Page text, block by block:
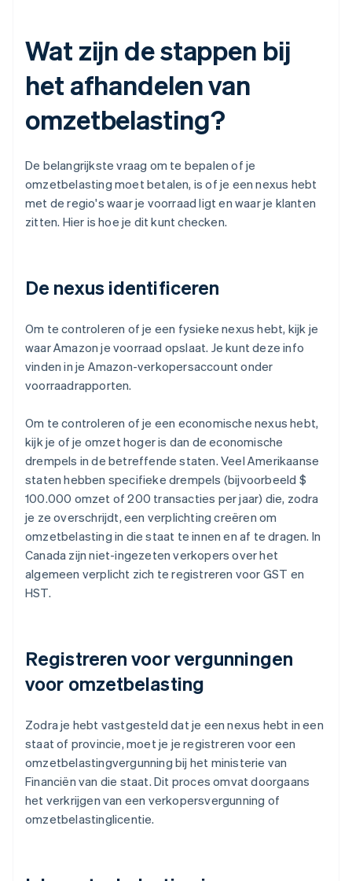
Wat zijn de stappen bij
het afhandelen van
omzetbelasting?
De belangrijkste vraag om te bepalen of je
omzetbelasting moet betalen, is of je een nexus hebt
met de regio's waar je voorraad ligt en waar je klanten
zitten. Hier is hoe je dit kunt checken.
De nexus identificeren
Om te controleren of je een fysieke nexus hebt, kijk je
waar Amazon je voorraad opslaat. Je kunt deze info
vinden in je Amazon-verkopersaccount onder
voorraadrapporten.
Om te controleren of je een economische nexus hebt,
kijk je of je omzet hoger is dan de economische
drempels in de betreffende staten. Veel Amerikaanse
staten hebben specifieke drempels (bijvoorbeeld $
100.000 omzet of 200 transacties per jaar) die, zodra
je ze overschrijdt, een verplichting creëren om
omzetbelasting in die staat te innen en af te dragen. In
Canada zijn niet-ingezeten verkopers over het
algemeen verplicht zich te registreren voor GST en
HST.
Registreren voor vergunningen
voor omzetbelasting
Zodra je hebt vastgesteld dat je een nexus hebt in een
staat of provincie, moet je je registreren voor een
omzetbelastingvergunning bij het ministerie van
Financiën van die staat. Dit proces omvat doorgaans
het verkrijgen van een verkopersvergunning of
omzetbelastinglicentie.